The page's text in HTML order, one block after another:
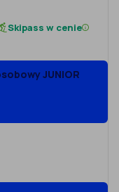
Skipass w cenie
JUNIOR